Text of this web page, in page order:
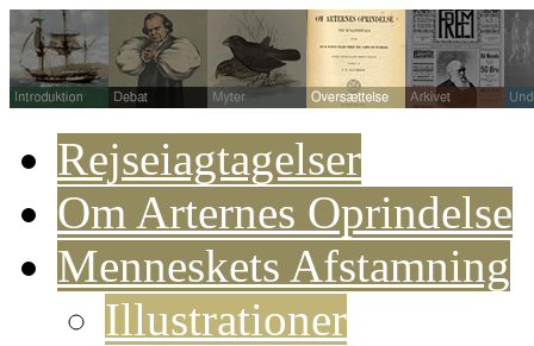
Rejseiagtagelser
Om Arternes Oprindelse
Menneskets Afstamning
Illustrationer